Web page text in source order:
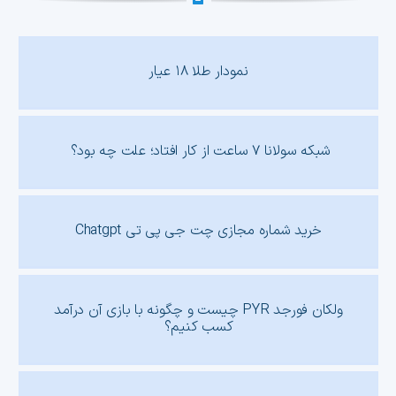
نمودار طلا ۱۸ عیار
شبکه سولانا ۷ ساعت از کار افتاد؛ علت چه بود؟
خرید شماره مجازی چت جی پی تی Chatgpt
ولکان فورجد PYR چیست و چگونه با بازی آن درآمد
کسب کنیم؟